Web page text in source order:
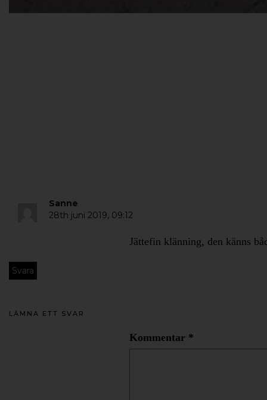
Sanne
28th juni 2019, 09:12
Jättefin klänning, den känns
Svara
LÄMNA ETT SVAR
Kommentar *